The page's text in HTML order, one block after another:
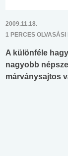
2009.11.18.
1 PERCES OLVASÁSI
A különféle
nagyobb
márványsajtos